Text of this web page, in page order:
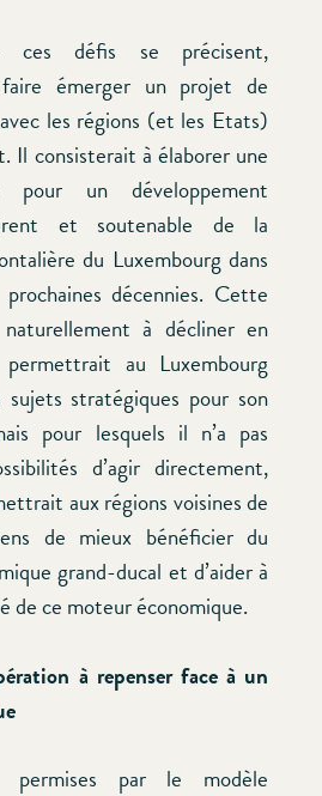
défis se précisent,
émerger un projet de
les régions (et les Etats)
Il consisterait à élaborer une
pour un développement
et soutenable de la
du Luxembourg dans
décennies. Cette
à décliner en
au Luxembourg
sujets stratégiques pour son
pour lesquels il n’a pas
d’agir directement,
aux régions voisines de
de mieux bénéficier du
grand-ducal et d’aider à
de ce moteur économique.
à repenser face à un
permises par le modèle